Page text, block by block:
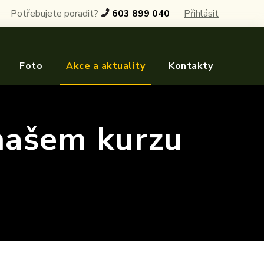
Potřebujete poradit? 603 899 040 Přihlásit
Foto Akce a aktuality Kontakty
kurzu